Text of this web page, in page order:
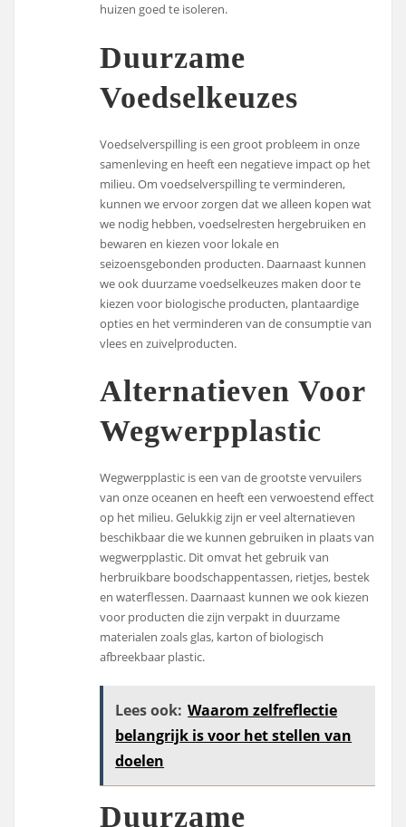
huizen goed te isoleren.
Duurzame
Voedselkeuzes
Voedselverspilling is een groot probleem in onze
samenleving en heeft een negatieve impact op het
milieu. Om voedselverspilling te verminderen,
kunnen we ervoor zorgen dat we alleen kopen wat
we nodig hebben, voedselresten hergebruiken en
bewaren en kiezen voor lokale en
seizoensgebonden producten. Daarnaast kunnen
we ook duurzame voedselkeuzes maken door te
kiezen voor biologische producten, plantaardige
opties en het verminderen van de consumptie van
vlees en zuivelproducten.
Alternatieven Voor
Wegwerpplastic
Wegwerpplastic is een van de grootste vervuilers
van onze oceanen en heeft een verwoestend effect
op het milieu. Gelukkig zijn er veel alternatieven
beschikbaar die we kunnen gebruiken in plaats van
wegwerpplastic. Dit omvat het gebruik van
herbruikbare boodschappentassen, rietjes, bestek
en waterflessen. Daarnaast kunnen we ook kiezen
voor producten die zijn verpakt in duurzame
materialen zoals glas, karton of biologisch
afbreekbaar plastic.
Lees ook: Waarom zelfreflectie
belangrijk is voor het stellen van
doelen
Duurzame